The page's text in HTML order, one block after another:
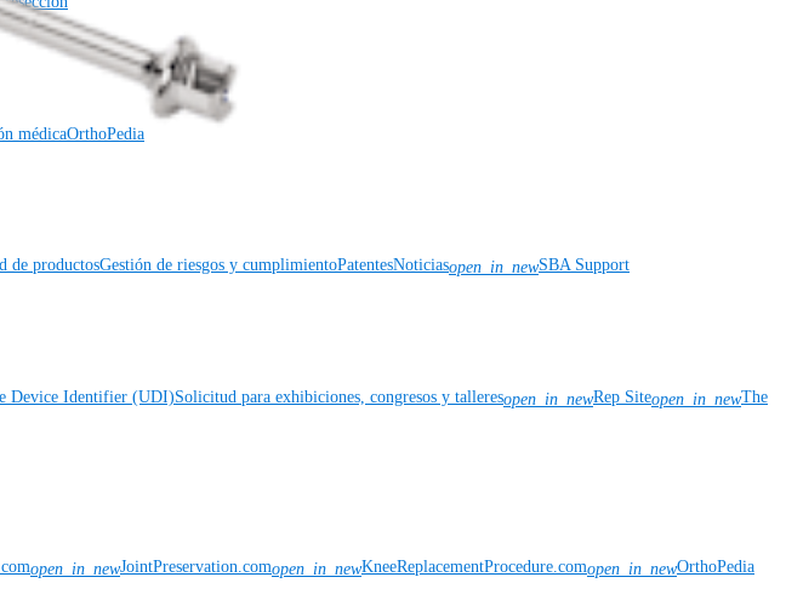
médicaOrthoPedia
de productosGestión de riesgos y cumplimientoPatentesNoticiasopen_in_newSBA Support
Device Identifier (UDI)Solicitud para exhibiciones, congresos y talleresopen_in_newRep Siteopen_in_newThe
open_in_newJointPreservation.comopen_in_newKneeReplacementProcedure.comopen_in_newOrthoPedia